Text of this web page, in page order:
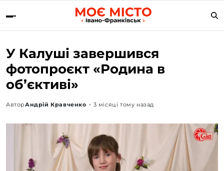
У Калуші завершився
фотопроєкт «Родина в
об’єктиві»
АвторАндрій Кравченко 3 місяці тому назад